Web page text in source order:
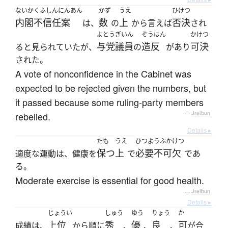
ないかくふしんにんあん
内閣不信任案 は、
かず
数 の
うえ
上 から言えば
ひけつ
否決され
ると見られていたが、
よとう
与党
ぎいん
議員の
ぞうはん
造反 があり
かけつ
可決
された。
A vote of nonconfidence in the Cabinet was
expected to be rejected given the numbers, but
it passed because some ruling-party members
rebelled.
— Jreibun
Details ▸
適度な運動は、健康を
たも
保つ
うえ
上 で
ひつようふかけつ
必要不可欠 であ
る。
Moderate exercise is essential for good health.
— Jreibun
Details ▸
成績は、
じょうい
上位 から順に
しゅう
秀 、
ゆう
優 、
りょう
良 、
か
可が合